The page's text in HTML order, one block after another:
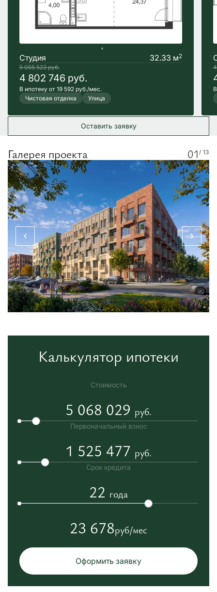
Студия 32.33 м2
5 055 522руб.
4 802 746 руб.
В ипотеку от 19 592 руб./мес.
Чистовая отделка
Улица
Оставить заявку
Галерея проекта 01 / 13
Калькулятор ипотеки
Стоимость
5 068 029 руб.
Первоначальный взнос
1 525 477 руб.
Срок кредита
22 года
23 678руб/мес
Оформить заявку